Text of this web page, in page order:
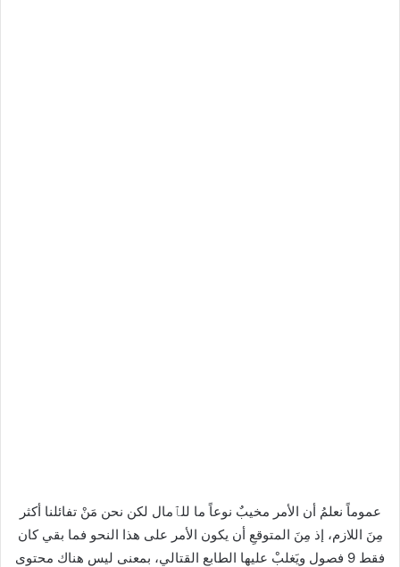
عموماً نعلمُ أن الأمر مخيبٌ نوعاً ما للٱمال لكن نحن مَنْ تفائلنا أكثر
مِنَ اللازم، إذ مِنَ المتوقعِ أن يكون الأمر على هذا النحو فما بقي كان
فقط 9 فصول ويَغلبْ عليها الطابع القتالي، بمعنى ليس هناك محتوى